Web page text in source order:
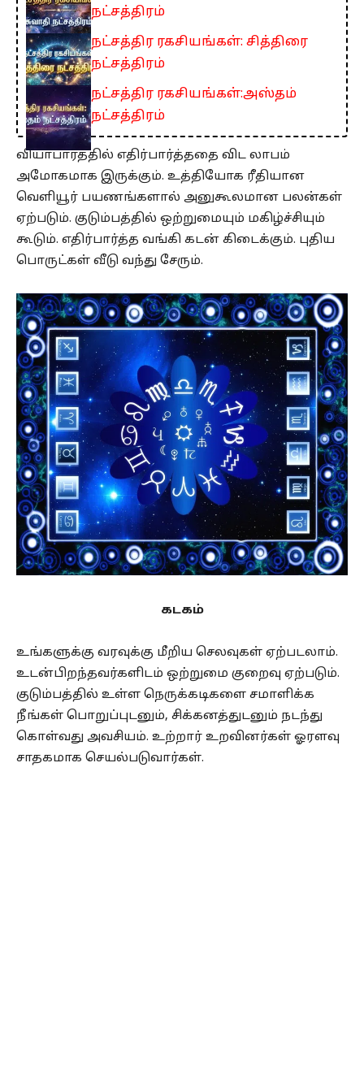
நட்சத்திரம்
நட்சத்திர ரகசியங்கள்: சித்திரை
நட்சத்திரம்
நட்சத்திர ரகசியங்கள்:அஸ்தம்
நட்சத்திரம்
வியாபாரத்தில் எதிர்பார்த்ததை விட லாபம்
அமோகமாக இருக்கும். உத்தியோக ரீதியான
வெளியூர் பயணங்களால் அனுகூலமான பலன்கள்
ஏற்படும். குடும்பத்தில் ஒற்றுமையும் மகிழ்ச்சியும்
கூடும். எதிர்பார்த்த வங்கி கடன் கிடைக்கும். புதிய
பொருட்கள் வீடு வந்து சேரும்.
கடகம்
உங்களுக்கு வரவுக்கு மீறிய செலவுகள் ஏற்படலாம்.
உடன்பிறந்தவர்களிடம் ஒற்றுமை குறைவு ஏற்படும்.
குடும்பத்தில் உள்ள நெருக்கடிகளை சமாளிக்க
நீங்கள் பொறுப்புடனும், சிக்கனத்துடனும் நடந்து
கொள்வது அவசியம். உற்றார் உறவினர்கள் ஓரளவு
சாதகமாக செயல்படுவார்கள்.